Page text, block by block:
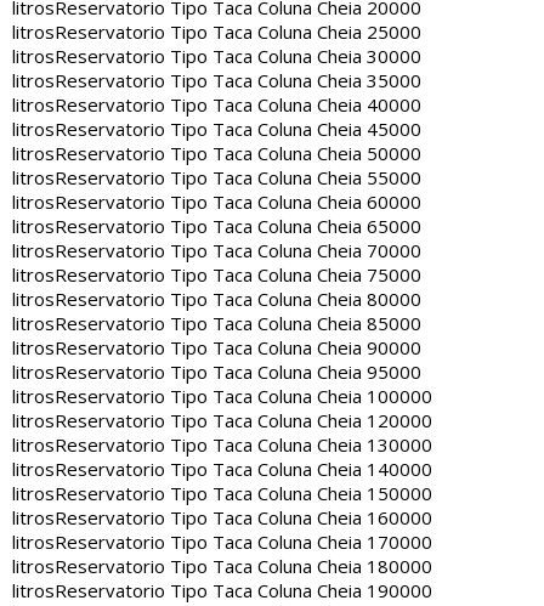
litrosReservatorio Tipo Taca Coluna Cheia 20000
litrosReservatorio Tipo Taca Coluna Cheia 25000
litrosReservatorio Tipo Taca Coluna Cheia 30000
litrosReservatorio Tipo Taca Coluna Cheia 35000
litrosReservatorio Tipo Taca Coluna Cheia 40000
litrosReservatorio Tipo Taca Coluna Cheia 45000
litrosReservatorio Tipo Taca Coluna Cheia 50000
litrosReservatorio Tipo Taca Coluna Cheia 55000
litrosReservatorio Tipo Taca Coluna Cheia 60000
litrosReservatorio Tipo Taca Coluna Cheia 65000
litrosReservatorio Tipo Taca Coluna Cheia 70000
litrosReservatorio Tipo Taca Coluna Cheia 75000
litrosReservatorio Tipo Taca Coluna Cheia 80000
litrosReservatorio Tipo Taca Coluna Cheia 85000
litrosReservatorio Tipo Taca Coluna Cheia 90000
litrosReservatorio Tipo Taca Coluna Cheia 95000
litrosReservatorio Tipo Taca Coluna Cheia 100000
litrosReservatorio Tipo Taca Coluna Cheia 120000
litrosReservatorio Tipo Taca Coluna Cheia 130000
litrosReservatorio Tipo Taca Coluna Cheia 140000
litrosReservatorio Tipo Taca Coluna Cheia 150000
litrosReservatorio Tipo Taca Coluna Cheia 160000
litrosReservatorio Tipo Taca Coluna Cheia 170000
litrosReservatorio Tipo Taca Coluna Cheia 180000
litrosReservatorio Tipo Taca Coluna Cheia 190000